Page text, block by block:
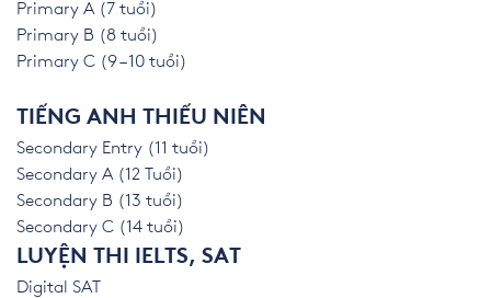
Primary A (7 tuổi)
Primary B (8 tuổi)
Primary C (9 – 10 tuổi)
TIẾNG ANH THIẾU NIÊN
Secondary Entry (11 tuổi)
Secondary A (12 Tuổi)
Secondary B (13 tuổi)
Secondary C (14 tuổi)
LUYỆN THI IELTS, SAT
Digital SAT